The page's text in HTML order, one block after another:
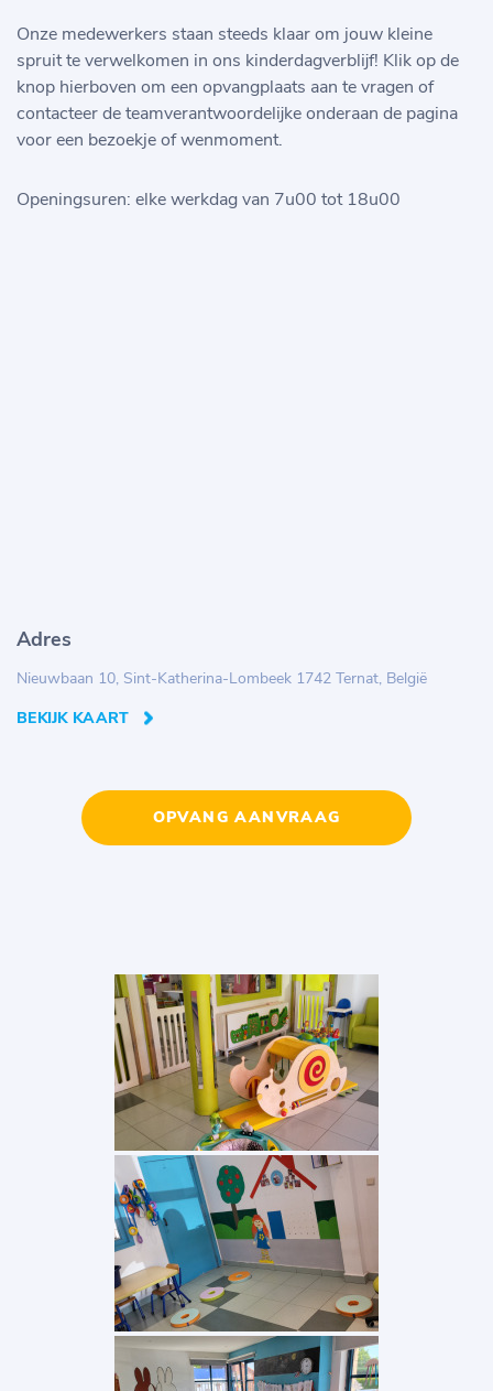
Onze medewerkers staan steeds klaar om jouw kleine
spruit te verwelkomen in ons kinderdagverblijf! Klik op de
knop hierboven om een opvangplaats aan te vragen of
contacteer de teamverantwoordelijke onderaan de pagina
voor een bezoekje of wenmoment.
Openingsuren: elke werkdag van 7u00 tot 18u00
Adres
Nieuwbaan 10, Sint-Katherina-Lombeek 1742 Ternat, België
BEKIJK KAART
OPVANG AANVRAAG